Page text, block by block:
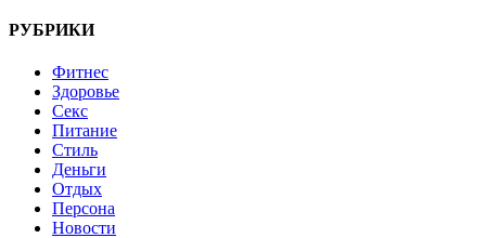
РУБРИКИ
Фитнес
Здоровье
Секс
Питание
Стиль
Деньги
Отдых
Персона
Новости